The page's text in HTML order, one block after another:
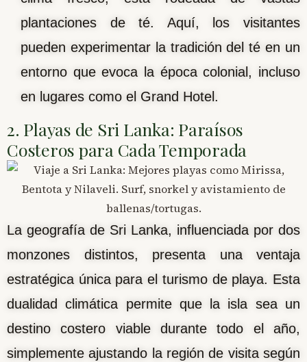
plantaciones de té. Aquí, los visitantes
pueden experimentar la tradición del té en un
entorno que evoca la época colonial, incluso
en lugares como el Grand Hotel.
2. Playas de Sri Lanka: Paraísos
Costeros para Cada Temporada
La geografía de Sri Lanka, influenciada por dos
monzones distintos, presenta una ventaja
estratégica única para el turismo de playa. Esta
dualidad climática permite que la isla sea un
destino costero viable durante todo el año,
simplemente ajustando la región de visita según